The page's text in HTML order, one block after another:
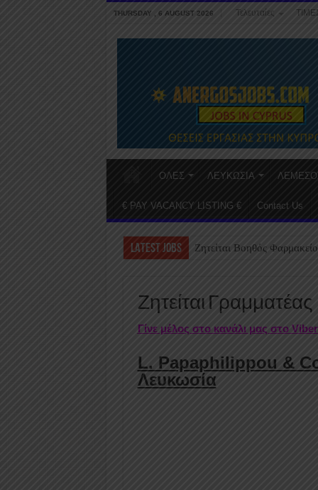
THURSDAY , 6 AUGUST 2026 Τελευταίες
ΟΛΕΣ ΛΕΥΚΩΣΙΑ
€ PAY VACANCY LISTING € Contact Us
LATEST JOBS Ζητείται Βοηθός
Ζητείται Γραμματέας
Γίνε μέλος στο κανάλι μας στο
L. Papaphilippou &
Λευκωσία